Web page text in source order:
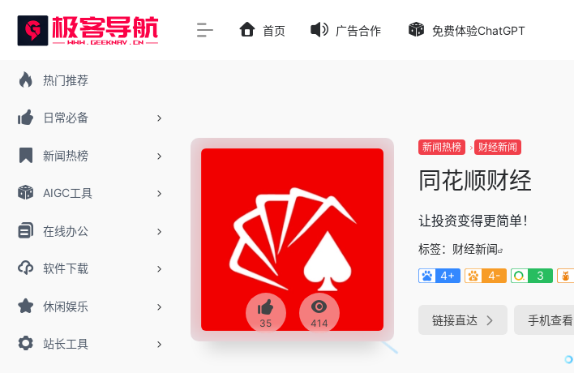
热门推荐
日常必备
新闻热榜
AIGC工具
在线办公
软件下载
休闲娱乐
站长工具
首页 广告合作 免费体验ChatGPT
35 414
新闻热榜 财经新闻
同花顺财经
让投资变得更简单！
标签： 财经新闻
4+
4- 3
链接直达 手机查看